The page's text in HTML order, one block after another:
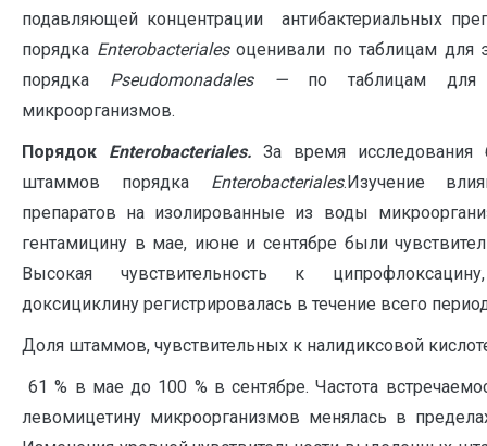
подавляющей концентрации антибактериальных
порядка Enterobacterialesоценивали по таблицам для
порядка Pseudomonadales —по таблицам для
микроорганизмов.
Порядок Enterobacteriales.За время
штаммов порядка Enterobacteriales.Изучение
препаратов на изолированные из воды
гентамицину в мае, июне и сентябре были
Высокая чувствительность к
доксициклину регистрировалась в течение всего
Доля штаммов, чувствительных к налидиксовой
61 % в мае до 100 % в сентябре. Частота
левомицетину микроорганизмов менялась в